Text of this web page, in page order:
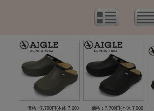
価格：7,700円(本体 7,000
価格：7,700円(本体 7,000